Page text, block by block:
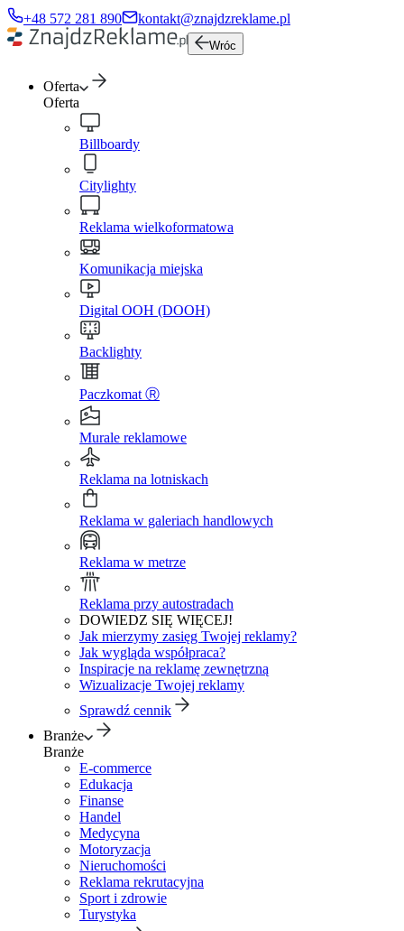
+48 572 281 890 kontakt@znajdzreklame.pl
Wróc
Oferta
Oferta
Billboardy
Citylighty
Reklama wielkoformatowa
Komunikacja miejska
Digital OOH (DOOH)
Backlighty
Paczkomat Ⓡ
Murale reklamowe
Reklama na lotniskach
Reklama w galeriach handlowych
Reklama w metrze
Reklama przy autostradach
DOWIEDZ SIĘ WIĘCEJ!
Jak mierzymy zasięg Twojej reklamy?
Jak wygląda współpraca?
Inspiracje na reklamę zewnętrzną
Wizualizacje Twojej reklamy
Sprawdź cennik
Branże
Branże
E-commerce
Edukacja
Finanse
Handel
Medycyna
Motoryzacja
Nieruchomości
Reklama rekrutacyjna
Sport i zdrowie
Turystyka